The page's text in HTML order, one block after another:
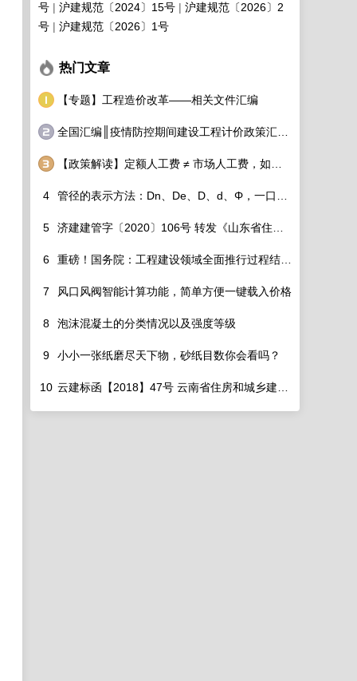
号
沪建规范〔2024〕15号
沪建规范〔2026〕2
号
沪建规范〔2026〕1号
热门文章
【专题】工程造价改革——相关文件汇编
4
5
6
7 风口风阀智能计算功能，简单方便一键载入价格
8 泡沫混凝土的分类情况以及强度等级
9 小小一张纸磨尽天下物，砂纸目数你会看吗？
10